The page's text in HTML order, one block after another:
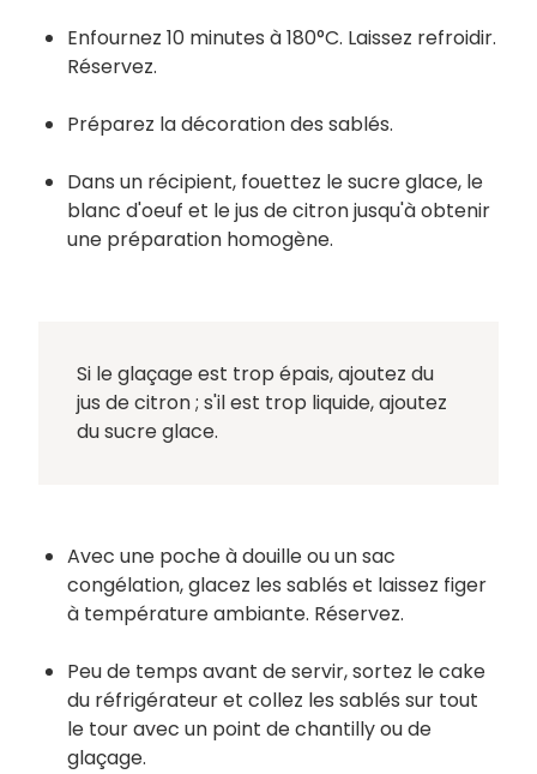
Enfournez 10 minutes à 180°C. Laissez refroidir.
Réservez.
Préparez la décoration des sablés.
Dans un récipient, fouettez le sucre glace, le
blanc d'oeuf et le jus de citron jusqu'à obtenir
une préparation homogène.
Si le glaçage est trop épais, ajoutez du
jus de citron ; s'il est trop liquide, ajoutez
du sucre glace.
Avec une poche à douille ou un sac
congélation, glacez les sablés et laissez figer
à température ambiante. Réservez.
Peu de temps avant de servir, sortez le cake
du réfrigérateur et collez les sablés sur tout
le tour avec un point de chantilly ou de
glaçage.